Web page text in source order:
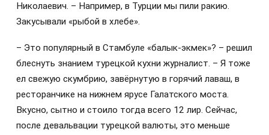
Николаевич. – Например, в Турции мы пили ракию.
Закусывали «рыбой в хлебе».
– Это популярный в Стамбуле «балык-экмек»? – решил
блеснуть знанием турецкой кухни журналист. – Я тоже
ел свежую скумбрию, завёрнутую в горячий лаваш, в
ресторанчике на нижнем ярусе Галатского моста.
Вкусно, сытно и стоило тогда всего 12 лир. Сейчас,
после девальвации турецкой валюты, это меньше